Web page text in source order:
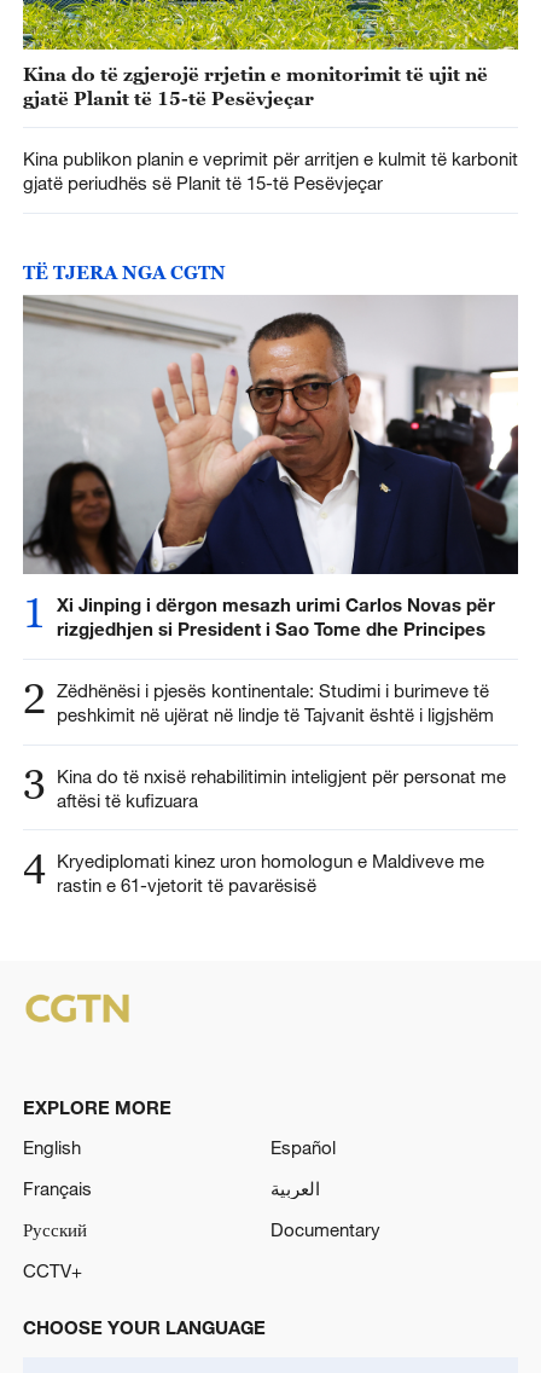
Kina do të zgjerojë rrjetin e monitorimit të ujit në
gjatë Planit të 15-të Pesëvjeçar
Kina publikon planin e veprimit për arritjen e kulmit të karbonit
gjatë periudhës së Planit të 15-të Pesëvjeçar
TË TJERA NGA CGTN
1
Xi Jinping i dërgon mesazh urimi Carlos Novas për
rizgjedhjen si President i Sao Tome dhe Principes
2 Zëdhënësi i pjesës kontinentale: Studimi i burimeve të
peshkimit në ujërat në lindje të Tajvanit është i ligjshëm
3
Kina do të nxisë rehabilitimin inteligjent për personat me
aftësi të kufizuara
4 Kryediplomati kinez uron homologun e Maldiveve me
rastin e 61-vjetorit të pavarësisë
EXPLORE MORE
English
Español
Français
العربية
Русский
Documentary
CCTV+
CHOOSE YOUR LANGUAGE